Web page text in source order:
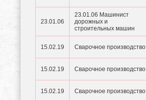
23.01.06
23.01.06 Машинист
дорожных и
строительных машин
15.02.19 Сварочное производство
15.02.19 Сварочное производство
15.02.19 Сварочное производство